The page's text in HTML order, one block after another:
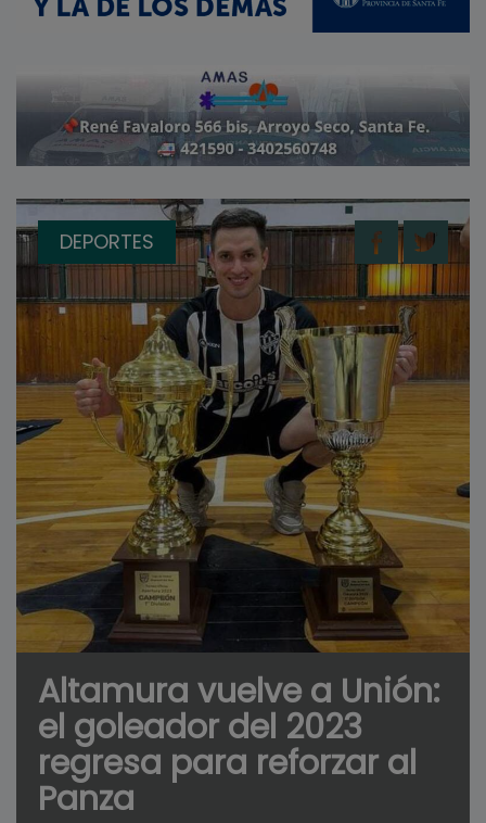
DEPORTES
Altamura vuelve a Unión:
el goleador del 2023
regresa para reforzar al
Panza